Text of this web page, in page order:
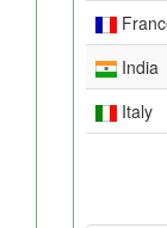
India
Italy